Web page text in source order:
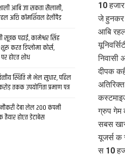
10
जे हुनकर
आबि
निवासी
दीपक
ग्रुप गेम
सबस
यूजर्स क
स 10
आबि जा सकता सैलानी,
अछि कॉमर्शियल हेलीपैड
पढाई, कामेश्वर सिंह
करत डिप्लोमा कोर्स,
होएत शोध
स्थिति मे भेल सुधार, पहिल
तकक उपयोगिता प्रमाण पत्र
देबा लेल 200 कंपनी
तैयार होएत डेटाबेस